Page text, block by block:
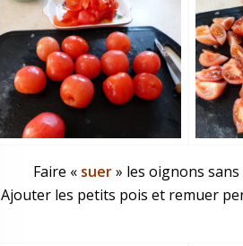
Faire « suer» les oignons
Ajouter les petits pois et remuer